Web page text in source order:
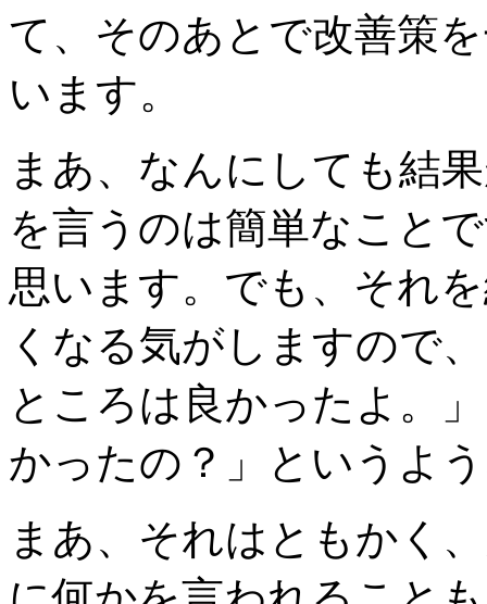
て、そのあとで改善策
います。
まあ、なんにしても結
を言うのは簡単なこと
思います。でも、それ
くなる気がしますので
ところは良かったよ。
かったの？」というよ
まあ、それはともかく